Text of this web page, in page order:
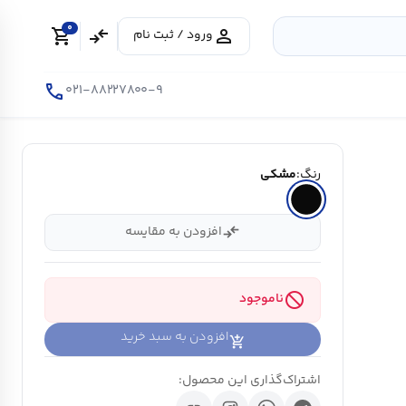
person ورود / ثبت نام compare_arrows
shopping_cart
0
۰۲۱-۸۸۲۲۷۸۰۰-۹call
رنگ:مشکی
compare_arrowsافزودن به مقایسه
blockناموجود
افزودن به سبد خرید
اشتراک‌گذاری این محصول: